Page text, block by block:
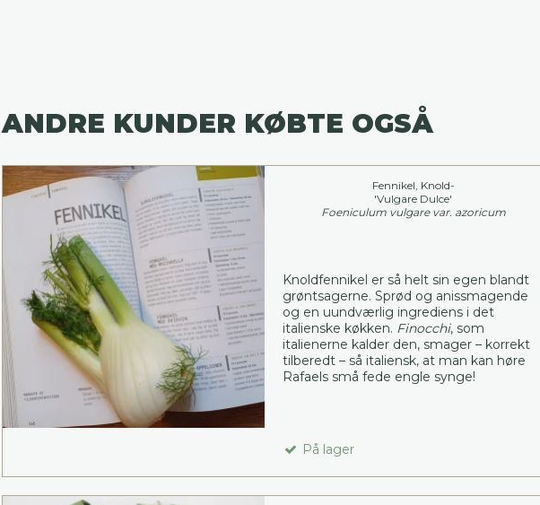
ANDRE KUNDER KØBTE OGSÅ
Fennikel, Knold-
'Vulgare Dulce'
Foeniculum vulgare var. azoricum
Knoldfennikel er så helt sin egen blandt
grøntsagerne. Sprød og anissmagende
og en uundværlig ingrediens i det
italienske køkken. Finocchi, som
italienerne kalder den, smager – korrekt
tilberedt – så italiensk, at man kan høre
Rafaels små fede engle synge!
På lager